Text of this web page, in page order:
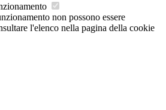
non possono essere
l'elenco nella pagina della cookie